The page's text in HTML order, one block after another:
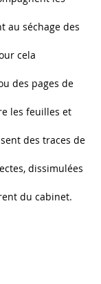
au séchage des
cela
des pages de
les feuilles et
des traces de
dissimulées
du cabinet.